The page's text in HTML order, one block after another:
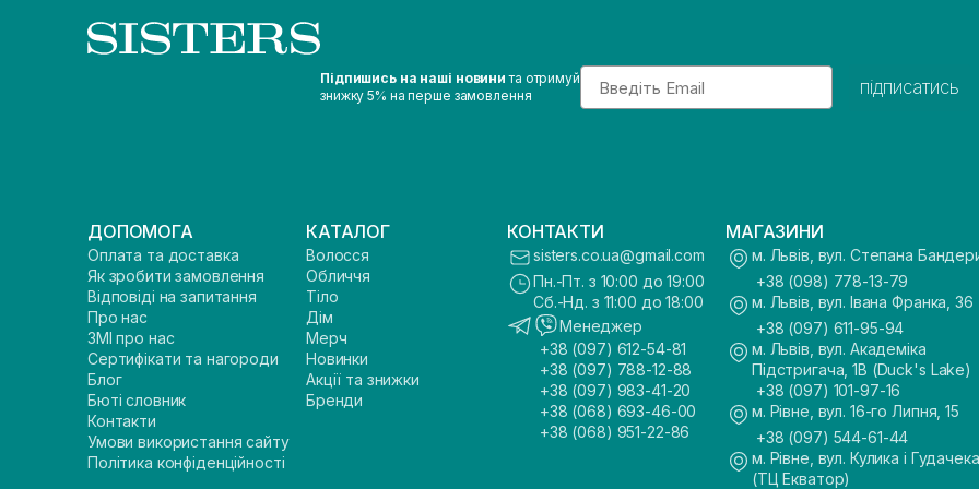
Підпишись на наші новини та отримуй
знижку 5% на перше замовлення
Email
підписатись
ДОПОМОГА
Оплата та доставка
Як зробити замовлення
Відповіді на запитання
Про нас
ЗМІ про нас
Сертифікати та нагороди
Блог
Бюті словник
Контакти
Умови використання сайту
Політика конфіденційності
КАТАЛОГ
Волосся
Обличчя
Тіло
Дім
Мерч
Новинки
Акції та знижки
Бренди
КОНТАКТИ
sisters.co.ua@gmail.com
Пн.-Пт. з 10:00 до 19:00
Сб.-Нд. з 11:00 до 18:00
Менеджер
+38 (097) 612-54-81
+38 (097) 788-12-88
+38 (097) 983-41-20
+38 (068) 693-46-00
+38 (068) 951-22-86
МАГАЗИНИ
м. Львів, вул. Степана
+38 (098) 778-13-79
м. Львів, вул. Івана Франка, 36
+38 (097) 611-95-94
м. Львів, вул. Академіка
Підстригача, 1В (Duck's Lake)
+38 (097) 101-97-16
м. Рівне, вул. 16-го Липня, 15
+38 (097) 544-61-44
м. Рівне, вул. Кулика і
(ТЦ Екватор)